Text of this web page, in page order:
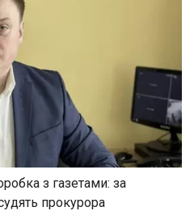
з газетами: за
прокурора